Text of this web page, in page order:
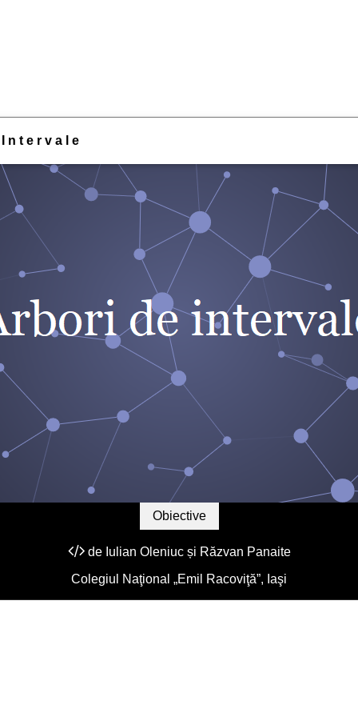
Obiective
de Iulian Oleniucși Răzvan Panaite
Colegiul Naţional „Emil Racoviţă”, Iaşi